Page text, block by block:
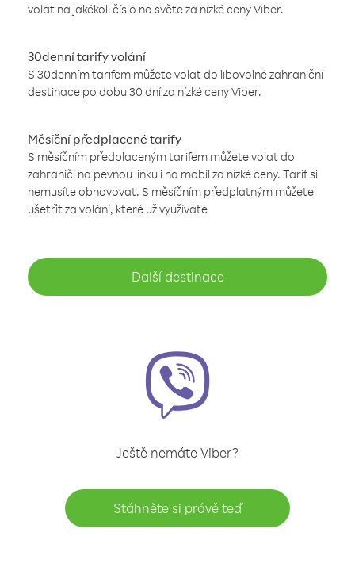
volat na jakékoli číslo na světe za nízké ceny Viber.
30denní tarify volání
S 30denním tarifem můžete volat do libovolné zahraniční
destinace po dobu 30 dní za nízké ceny Viber.
Měsíční předplacené tarify
S měsíčním předplaceným tarifem můžete volat do
zahraničí na pevnou linku i na mobil za nízké ceny. Tarif si
nemusíte obnovovat. S měsíčním předplatným můžete
ušetřit za volání, které už využíváte
Další destinace
Ještě nemáte Viber?
Stáhněte si právě teď